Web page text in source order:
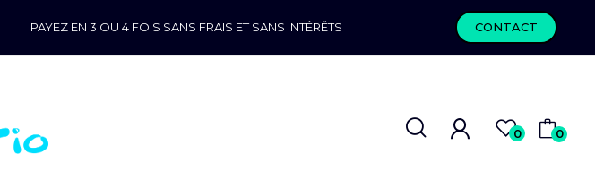
| PAYEZ EN 3 OU 4 FOIS SANS FRAIS ET SANS INTÉRÊTS CONTACT
0 0